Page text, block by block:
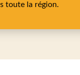
toute la région.